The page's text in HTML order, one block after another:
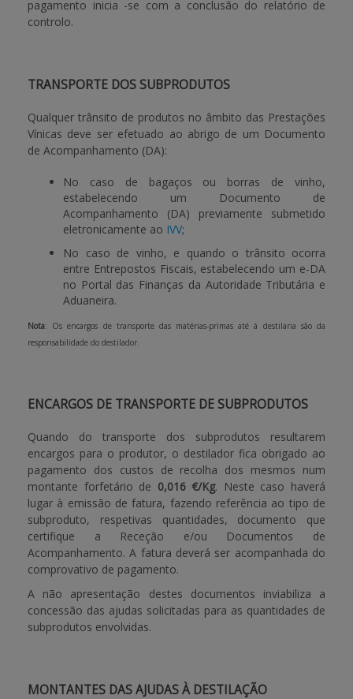
pagamento inicia -se com a conclusão do relatório de
controlo.
TRANSPORTE DOS SUBPRODUTOS
Qualquer trânsito de produtos no âmbito das Prestações
Vínicas deve ser efetuado ao abrigo de um Documento
de Acompanhamento (DA):
No caso de bagaços ou borras de vinho,
estabelecendo um Documento de
Acompanhamento (DA) previamente submetido
eletronicamente ao IVV;
No caso de vinho, e quando o trânsito ocorra
entre Entrepostos Fiscais, estabelecendo um e-DA
no Portal das Finanças da Autoridade Tributária e
Aduaneira.
Nota: Os encargos de transporte das matérias-primas até à destilaria são da
responsabilidade do destilador.
ENCARGOS DE TRANSPORTE DE SUBPRODUTOS
Quando do transporte dos subprodutos resultarem
encargos para o produtor, o destilador fica obrigado ao
pagamento dos custos de recolha dos mesmos num
montante forfetário de 0,016 €/Kg. Neste caso haverá
lugar à emissão de fatura, fazendo referência ao tipo de
subproduto, respetivas quantidades, documento que
certifique a Receção e/ou Documentos de
Acompanhamento. A fatura deverá ser acompanhada do
comprovativo de pagamento.
A não apresentação destes documentos inviabiliza a
concessão das ajudas solicitadas para as quantidades de
subprodutos envolvidas.
MONTANTES DAS AJUDAS À DESTILAÇÃO